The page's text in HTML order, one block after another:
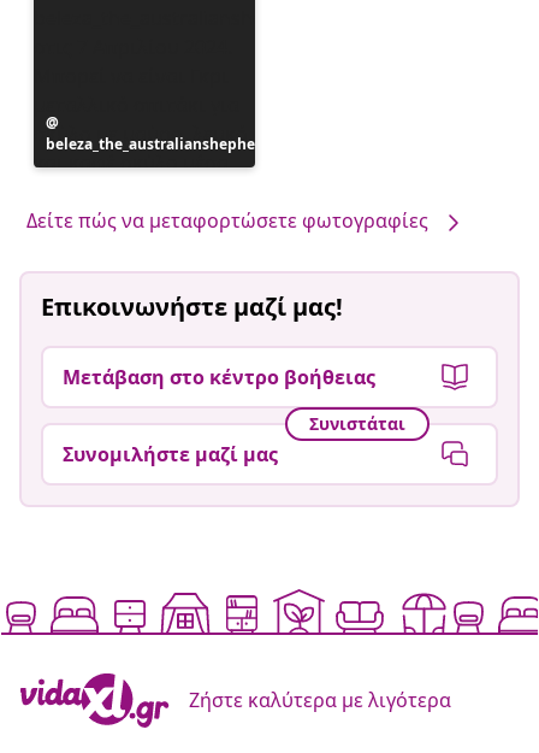
ανάρτηση
δημοσιεύθηκε
beleza_the_australianshepherd
Δείτε πώς να μεταφορτώσετε φωτογραφίες
Επικοινωνήστε μαζί μας!
Μετάβαση στο κέντρο βοήθειας
Συνιστάται
Συνομιλήστε μαζί μας
Ζήστε καλύτερα με λιγότερα